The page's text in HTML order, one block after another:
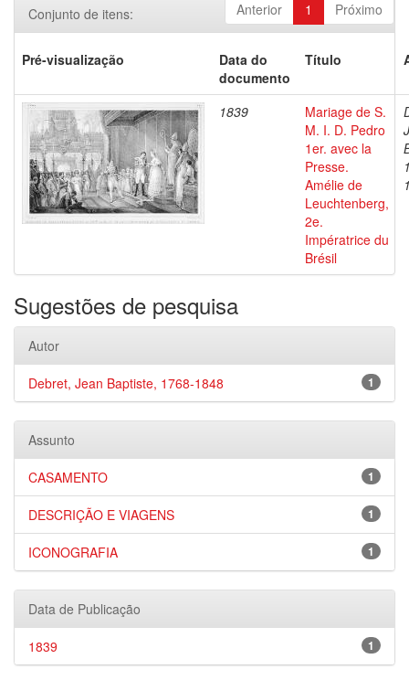
Anterior 1 Próximo
Conjunto de itens:
Pré-visualização
Data do
documento
Título
1839
Mariage de S.
M. I. D. Pedro
1er. avec la
Presse.
Amélie de
Leuchtenberg,
2e.
Impératrice du
Brésil
Sugestões de pesquisa
Autor
1
Debret, Jean Baptiste, 1768-1848
Assunto
1
CASAMENTO
1
DESCRIÇÃO E VIAGENS
1
ICONOGRAFIA
Data de Publicação
1
1839